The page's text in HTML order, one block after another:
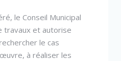
le Conseil Municipal
travaux et autorise
le cas
à réaliser les